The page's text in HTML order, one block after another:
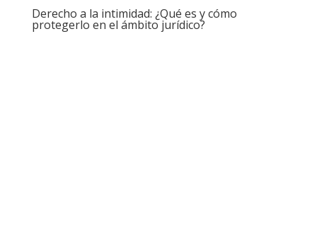
Derecho a la intimidad: ¿Qué es y cómo
protegerlo en el ámbito jurídico?